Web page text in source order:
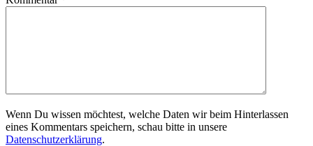
Wenn Du wissen möchtest, welche Daten wir beim Hinterlassen
eines Kommentars speichern, schau bitte in unsere
Datenschutzerklärung.